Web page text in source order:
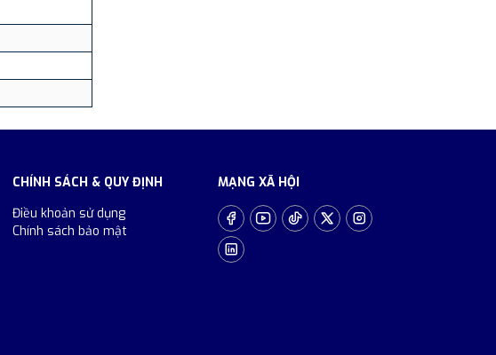
CHÍNH SÁCH & QUY ĐỊNH
Điều khoản sử dụng
Chính sách bảo mật
MẠNG XÃ HỘI